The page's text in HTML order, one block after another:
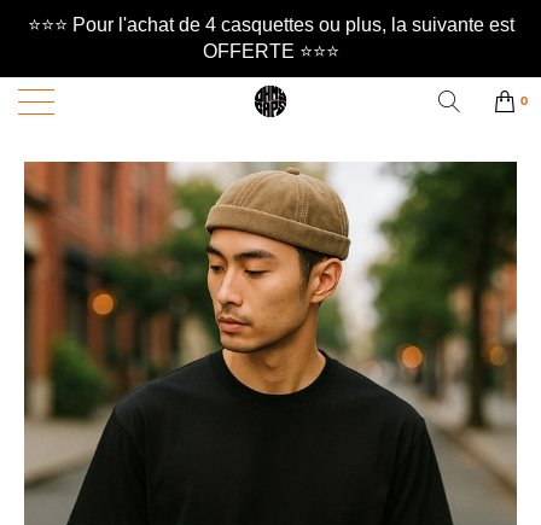
⭐️⭐️⭐️ Pour l'achat de 4 casquettes ou plus, la suivante est
OFFERTE ⭐️⭐️⭐️
0